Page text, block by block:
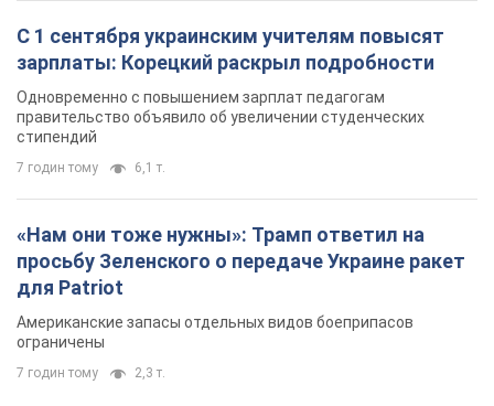
С 1 сентября украинским учителям повысят
зарплаты: Корецкий раскрыл подробности
Одновременно с повышением зарплат педагогам
правительство объявило об увеличении студенческих
стипендий
7 годин тому 6,1 т.
«Нам они тоже нужны»: Трамп ответил на
просьбу Зеленского о передаче Украине ракет
для Patriot
Американские запасы отдельных видов боеприпасов
ограничены
7 годин тому 2,3 т.